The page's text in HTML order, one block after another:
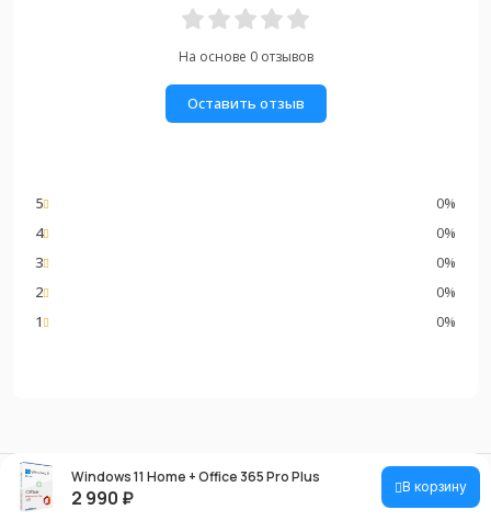
На основе 0 отзывов
Оставить отзыв
5
0%
4
0%
3
0%
2
0%
1
0%
Windows 11 Home + Office 365 Pro Plus
2 990 ₽ В корзину